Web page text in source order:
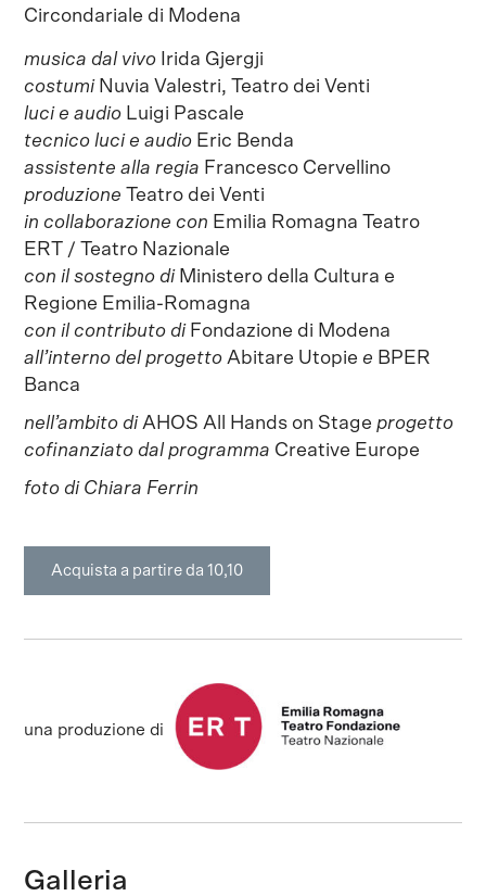
Circondariale di Modena
musica dal vivo Irida Gjergji
costumiNuvia Valestri, Teatro dei Venti
luci e audio Luigi Pascale
tecnico luci e audio Eric Benda
assistente alla regia Francesco Cervellino
produzione Teatro dei Venti
in collaborazione con Emilia Romagna Teatro
ERT / Teatro Nazionale
con il sostegno diMinistero della Cultura e
Regione Emilia-Romagna
con il contributo diFondazione di Modena
all’interno del progetto Abitare Utopie e BPER
Banca
nell’ambito diAHOS All Hands on Stage progetto
cofinanziato dal programma Creative Europe
foto di Chiara Ferrin
Acquista a partire da 10,10
una produzione di
Galleria